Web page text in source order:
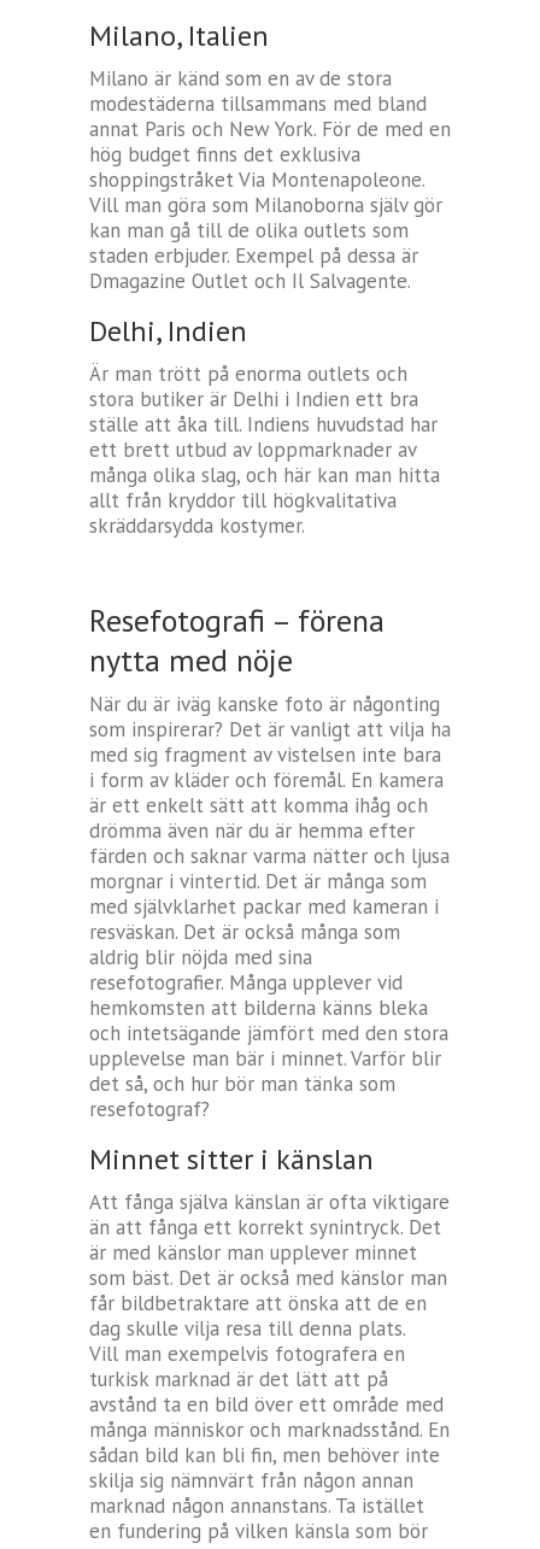
Milano, Italien
Milano är känd som en av de stora
modestäderna tillsammans med bland
annat Paris och New York. För de med en
hög budget finns det exklusiva
shoppingstråket Via Montenapoleone.
Vill man göra som Milanoborna själv gör
kan man gå till de olika outlets som
staden erbjuder. Exempel på dessa är
Dmagazine Outlet och Il Salvagente.
Delhi, Indien
Är man trött på enorma outlets och
stora butiker är Delhi i Indien ett bra
ställe att åka till. Indiens huvudstad har
ett brett utbud av loppmarknader av
många olika slag, och här kan man hitta
allt från kryddor till högkvalitativa
skräddarsydda kostymer.
Resefotografi – förena
nytta med nöje
När du är iväg kanske foto är någonting
som inspirerar? Det är vanligt att vilja ha
med sig fragment av vistelsen inte bara
i form av kläder och föremål. En kamera
är ett enkelt sätt att komma ihåg och
drömma även när du är hemma efter
färden och saknar varma nätter och ljusa
morgnar i vintertid. Det är många som
med självklarhet packar med kameran i
resväskan. Det är också många som
aldrig blir nöjda med sina
resefotografier. Många upplever vid
hemkomsten att bilderna känns bleka
och intetsägande jämfört med den stora
upplevelse man bär i minnet. Varför blir
det så, och hur bör man tänka som
resefotograf?
Minnet sitter i känslan
Att fånga själva känslan är ofta viktigare
än att fånga ett korrekt synintryck. Det
är med känslor man upplever minnet
som bäst. Det är också med känslor man
får bildbetraktare att önska att de en
dag skulle vilja resa till denna plats.
Vill man exempelvis fotografera en
turkisk marknad är det lätt att på
avstånd ta en bild över ett område med
många människor och marknadsstånd. En
sådan bild kan bli fin, men behöver inte
skilja sig nämnvärt från någon annan
marknad någon annanstans. Ta istället
en fundering på vilken känsla som bör